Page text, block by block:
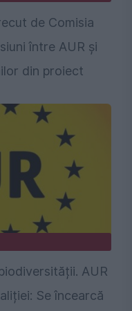
de Comisia
între AUR și
din proiect
AUR
Se încearcă